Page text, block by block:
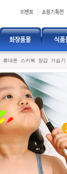
휴대폰 스키복 장갑 가습기